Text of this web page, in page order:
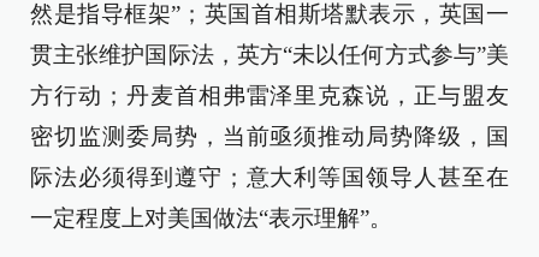
然是指导框架”；英国首相斯塔默表示，英国一
贯主张维护国际法，英方“未以任何方式参与”美
方行动；丹麦首相弗雷泽里克森说，正与盟友
密切监测委局势，当前亟须推动局势降级，国
际法必须得到遵守；意大利等国领导人甚至在
一定程度上对美国做法“表示理解”。